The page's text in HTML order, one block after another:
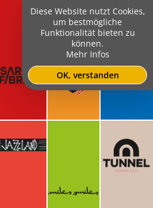
Diese Website nutzt Cookies,
um bestmögliche
Funktionalität bieten zu
können.
Mehr Infos
OK, verstanden